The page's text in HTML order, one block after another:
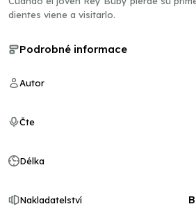
dientes viene a visitarlo.
Podrobné informace
Autor
Čte
Délka
Nakladatelství